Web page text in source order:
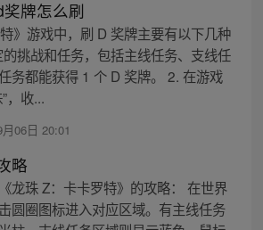
牌怎么刷
》游戏中，刷 D 奖牌主要有以下几种
挑战和任务，包括主线任务、支线任
务都能获得 1 个 D 奖牌。 2. 在游戏
，收...
06日 20:01
略
龙珠 Z：卡卡罗特》的攻略： 在世界
圆圈图标进入对应区域。有主线任务